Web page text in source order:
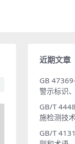
近期文章
GB
警示标识
GB/T
施检测技
GB/T